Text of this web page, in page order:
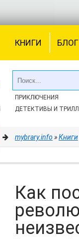
КНИГИ БЛОГ
ПРИКЛЮЧЕНИЯ
ДЕТЕКТИВЫ И
mybrary.info »Книги
Как